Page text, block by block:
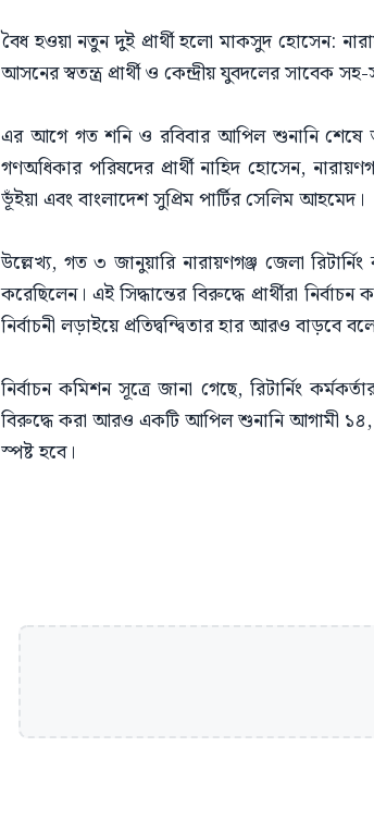
বৈধ হওয়া নতুন দুই প্রার্থী হলো মাকসুদ হোসেন:
আসনের স্বতন্ত্র প্রার্থী ও কেন্দ্রীয় যুবদলের সাবেক
এর আগে গত শনি ও রবিবার আপিল শুনানি শেষে
গণঅধিকার পরিষদের প্রার্থী নাহিদ হোসেন,
ভূঁইয়া এবং বাংলাদেশ সুপ্রিম পার্টির সেলিম আহমেদ।
উল্লেখ্য, গত ৩ জানুয়ারি নারায়ণগঞ্জ জেলা
করেছিলেন। এই সিদ্ধান্তের বিরুদ্ধে প্রার্থীরা
নির্বাচনী লড়াইয়ে প্রতিদ্বন্দ্বিতার হার আরও বাড়বে
নির্বাচন কমিশন সূত্রে জানা গেছে, রিটার্নিং
বিরুদ্ধে করা আরও একটি আপিল শুনানি আগামী ১৪,
স্পষ্ট হবে।